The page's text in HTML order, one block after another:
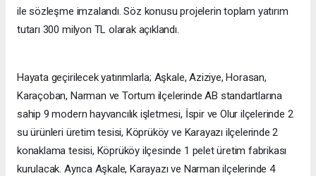
ile sözleşme imzalandı. Söz konusu projelerin toplam yatırım
tutarı 300 milyon TL olarak açıklandı.
Hayata geçirilecek yatırımlarla; Aşkale, Aziziye, Horasan,
Karaçoban, Narman ve Tortum ilçelerinde AB standartlarına
sahip 9 modern hayvancılık işletmesi, İspir ve Olur ilçelerinde 2
su ürünleri üretim tesisi, Köprüköy ve Karayazı ilçelerinde 2
konaklama tesisi, Köprüköy ilçesinde 1 pelet üretim fabrikası
kurulacak. Ayrıca Aşkale, Karayazı ve Narman ilçelerinde 4